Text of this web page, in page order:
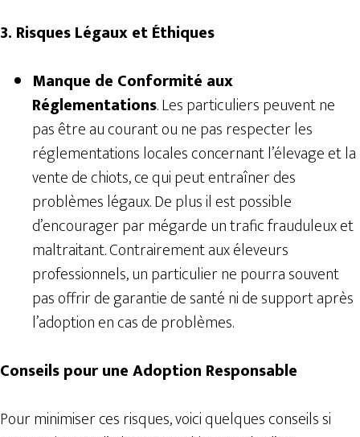
3. Risques Légaux et Éthiques
Manque de Conformité aux
Réglementations. Les particuliers peuvent ne
pas être au courant ou ne pas respecter les
réglementations locales concernant l’élevage et la
vente de chiots, ce qui peut entraîner des
problèmes légaux. De plus il est possible
d’encourager par mégarde un trafic frauduleux et
maltraitant. Contrairement aux éleveurs
professionnels, un particulier ne pourra souvent
pas offrir de garantie de santé ni de support après
l’adoption en cas de problèmes.
Conseils pour une Adoption Responsable
Pour minimiser ces risques, voici quelques conseils si